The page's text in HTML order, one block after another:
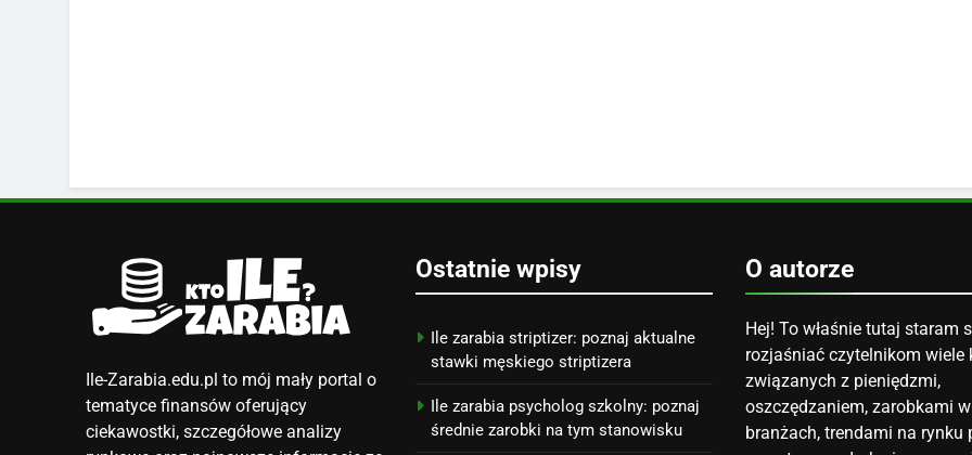
Ile-Zarabia.edu.pl to mój mały portal o
tematyce finansów oferujący
ciekawostki, szczegółowe analizy
Ostatnie wpisy
Ile zarabia striptizer: poznaj aktualne
stawki męskiego striptizera
Ile zarabia psycholog szkolny: poznaj
średnie zarobki na tym stanowisku
O autorze
Hej! To właśnie tutaj staram
rozjaśniać czytelnikom wiele
związanych z pieniędzmi,
oszczędzaniem, zarobkami
branżach, trendami na rynku